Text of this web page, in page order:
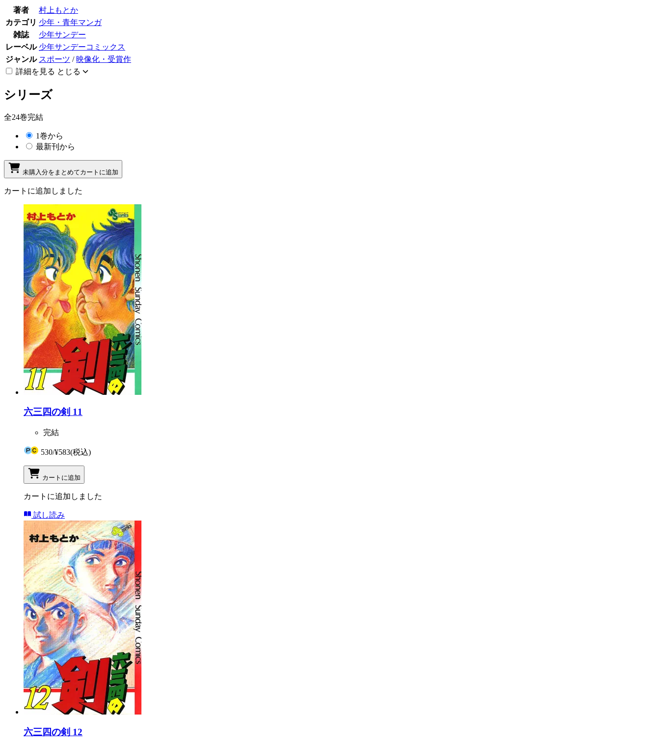
著者
村上もとか
カテゴリ 少年・青年マンガ
雑誌
少年サンデー
レーベル 少年サンデーコミックス
ジャンル スポーツ / 映像化・受賞作
詳細を見る とじる
シリーズ
全24巻完結
1巻から
最新刊から
未購入分をまとめてカートに追加
カートに追加しました
六三四の剣 11
完結
530/¥583(税込)
カートに追加
カートに追加しました
試し読み
六三四の剣 12